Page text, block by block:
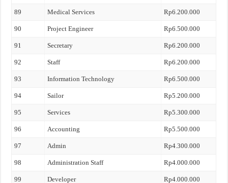
89 Medical Services Rp6.200.000
90 Project Engineer Rp6.500.000
91 Secretary Rp6.200.000
92 Staff Rp6.200.000
93 Information Technology Rp6.500.000
94 Sailor Rp5.200.000
95 Services Rp5.300.000
96 Accounting Rp5.500.000
97 Admin Rp4.300.000
98 Administration Staff Rp4.000.000
99 Developer Rp4.000.000